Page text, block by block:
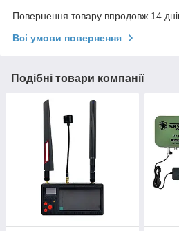
Повернення товару впродовж 14
Всі умови повернення
Подібні товари компанії